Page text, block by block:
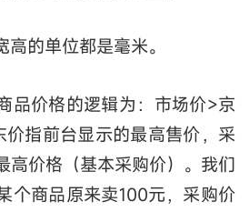
高的单位都是毫米。
品价格的逻辑为：市场价>京
指前台显示的最高售价，采
高价格（基本采购价）。我们
个商品原来卖100元，采购价